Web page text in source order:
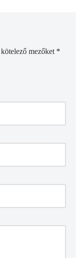
mezőket *